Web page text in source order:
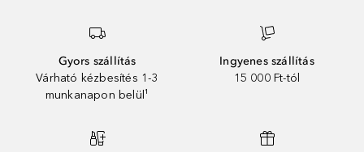
Gyors szállítás
Várható kézbesítés 1-3
munkanapon belül¹
Ingyenes szállítás
15 000 Ft-tól